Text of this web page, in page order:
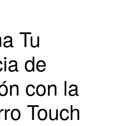
Tu
de
con la
Touch